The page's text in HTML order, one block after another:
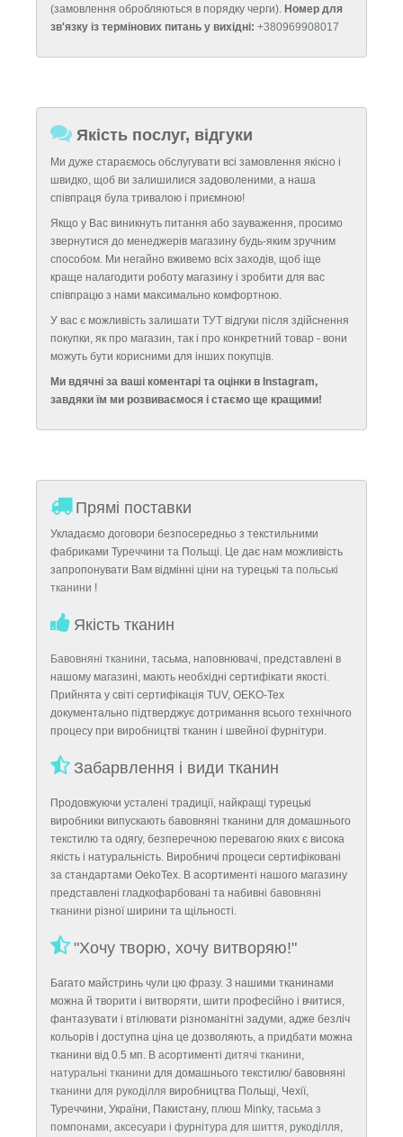
(замовлення обробляються в порядку черги). Номер для
зв'язку із термінових питань у вихідні: +380969908017
Якість послуг, відгуки
Ми дуже стараємось обслугувати всі замовлення якісно і
швидко, щоб ви залишилися задоволеними, а наша
співпраця була тривалою і приємною!
Якщо у Вас виникнуть питання або зауваження, просимо
звернутися до менеджерів магазину будь-яким зручним
способом. Ми негайно вживемо всіх заходів, щоб іще
краще налагодити роботу магазину і зробити для вас
співпрацю з нами максимально комфортною.
У вас є можливість залишати ТУТ відгуки після здійснення
покупки, як про магазин, так і про конкретний товар - вони
можуть бути корисними для інших покупців.
Ми вдячні за ваші коментарі та оцінки в Instagram,
завдяки їм ми розвиваємося і стаємо ще кращими!
Прямі поставки
Укладаємо договори безпосередньо з текстильними
фабриками Туреччини та Польщі. Це дає нам можливість
запропонувати Вам відмінні ціни на турецькі та польські
тканини !
Якість тканин
Бавовняні тканини , тасьма, наповнювачі, представлені в
нашому магазині, мають необхідні сертифікати якості.
Прийнята у світі сертифікація TUV, OEKO-Tex
документально підтверджує дотримання всього технічного
процесу при виробництві тканин і швейної фурнітури.
Забарвлення і види тканин
Продовжуючи усталені традиції, найкращі турецькі
виробники випускають бавовняні тканини для домашнього
текстилю та одягу, безперечною перевагою яких є висока
якість і натуральність. Виробничі процеси сертифіковані
за стандартами OekoTex. В асортименті нашого магазину
представлені гладкофарбовані та набивні бавовняні
тканини різної ширини та щільності.
"Хочу творю, хочу витворяю!"
Багато майстринь чули цю фразу. З нашими тканинами
можна й творити і витворяти, шити професійно і вчитися,
фантазувати і втілювати різноманітні задуми, адже безліч
кольорів і доступна ціна це дозволяють, а придбати можна
тканини від 0.5 мп. В асортименті дитячі тканини
натуральні тканини для домашнього текстилю/ бавовняні
тканини для рукоділля виробництва Польщі, Чехії,
Туреччини, України, Пакистану, плюш Minky, тасьма з
помпонами аксесуари і фурнітура для шиття, рукоділля,